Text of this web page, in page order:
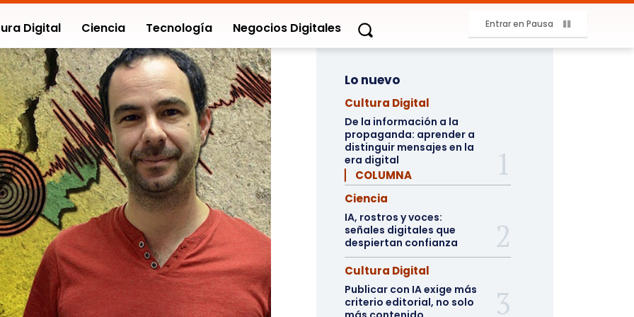
Digital Ciencia Tecnología Negocios Digitales Entrar en Pausa
Lo nuevo
Cultura Digital
De la información a la
propaganda: aprender a
distinguir mensajes en la
era digital
▏ COLUMNA
Ciencia
IA, rostros y voces:
señales digitales que
despiertan confianza
Cultura Digital
Publicar con IA exige más
criterio editorial, no solo